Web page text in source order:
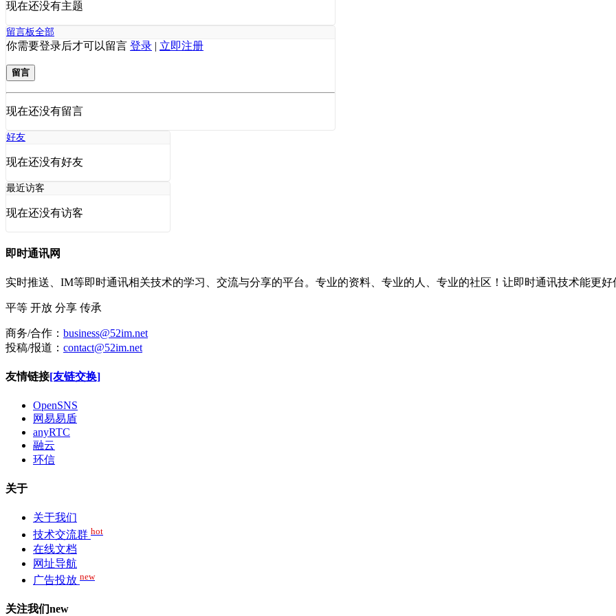
现在还没有主题
留言板全部
你需要登录后才可以留言 登录 | 立即注册
留言
现在还没有留言
好友
现在还没有好友
最近访客
现在还没有访客
即时通讯网
实时推送、IM等即时通讯相关技术的学习、交流与分享的平台。专业的资料、专业的人、专业的社区！让即时通讯技术能更好
平等 开放 分享 传承
商务/合作： business@52im.net
投稿/报道： contact@52im.net
友情链接[友链交换]
OpenSNS
网易易盾
anyRTC
融云
环信
关于
关于我们
技术交流群 hot
在线文档
网址导航
广告投放 new
关注我们new